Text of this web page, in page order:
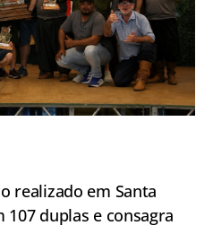
realizado em Santa
107 duplas e consagra